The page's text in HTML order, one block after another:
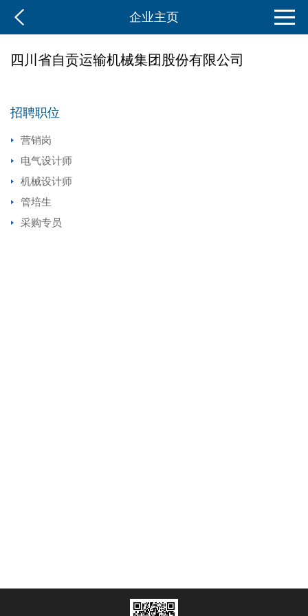
企业主页
四川省自贡运输机械集团股份有限公司
招聘职位
营销岗
电气设计师
机械设计师
管培生
采购专员